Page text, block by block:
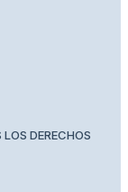
DERECHOS